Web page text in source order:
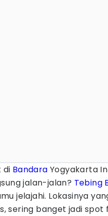
di Bandara Yogyakarta
jalan-jalan? Tebing
jelajahi. Lokasinya
sering banget jadi